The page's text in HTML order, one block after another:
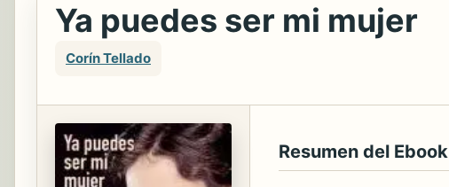
Ya puedes ser mi mujer
Corín Tellado
Resumen del Ebook